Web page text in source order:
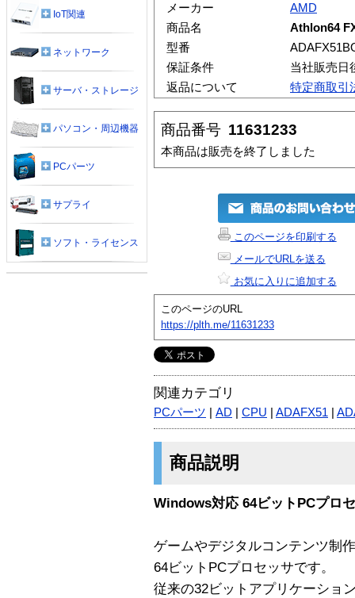
メーカー
AMD
商品名
Athlon64
型番
保証条件
当社販売日
返品について
特定商取引
商品番号 11631233
本商品は販売を終了しました
このページを印刷する
メールでURLを送る
お気に入りに追加する
このページのURL
https://plth.me/11631233
関連カテゴリ
PCパーツ AD CPU ADAFX51
商品説明
Windows対応 64ビットPCプロ
ゲームやデジタルコンテンツ制
64ビットPCプロセッサです。
従来の32ビットアプリケーショ
IoT関連
ネットワーク
サーバ・ストレージ
パソコン・周辺機器
PCパーツ
サプライ
ソフト・ライセンス